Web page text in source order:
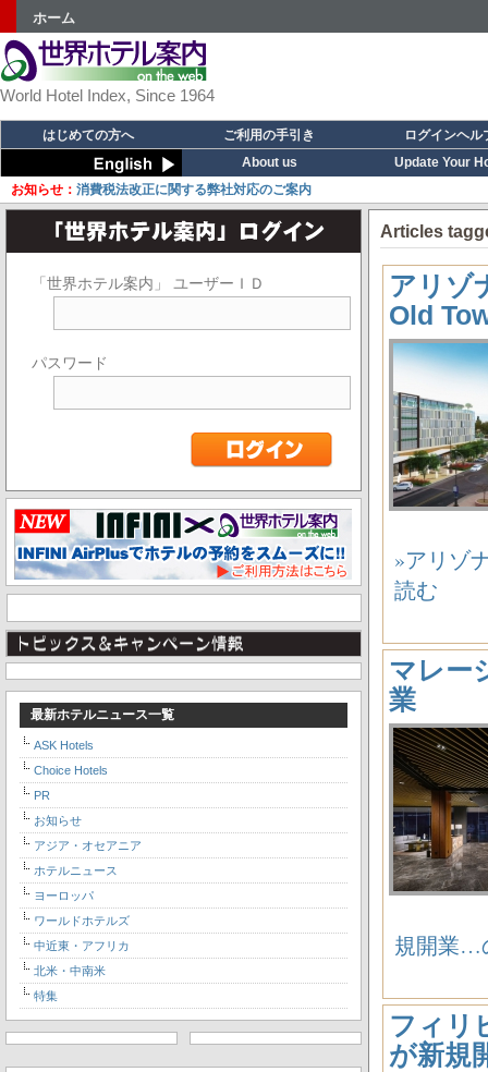
ホーム
World Hotel Index, Since 1964
はじめての方へ ご利用の手引き
ログインヘル
About us
Update Your
お知らせ： 消費税法改正に関する弊社対応のご案内
Articles
アリゾ
Old
»アリゾ
読む
マレー
業
規開業…
フィリ
が新規
「世界ホテル案内」 ユーザーＩＤ
パスワード
最新ホテルニュース一覧
ASK Hotels
Choice Hotels
PR
お知らせ
アジア・オセアニア
ホテルニュース
ヨーロッパ
ワールドホテルズ
中近東・アフリカ
北米・中南米
特集